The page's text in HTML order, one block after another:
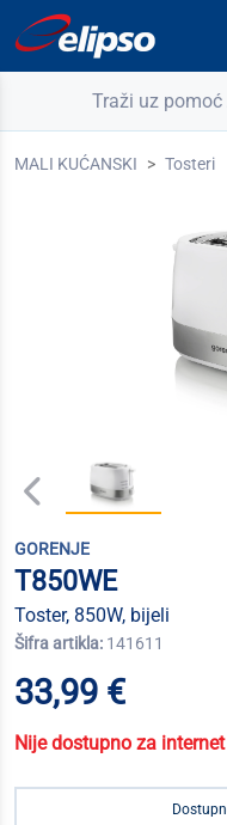
Traži uz pomoć
MALI KUĆANSKI Tosteri
GORENJE
T850WE
Toster, 850W, bijeli
Šifra artikla: 141611
33,99 €
Nije dostupno za